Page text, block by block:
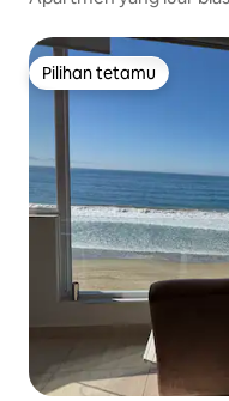
Pilihan tetamu
Pilihan tetamu